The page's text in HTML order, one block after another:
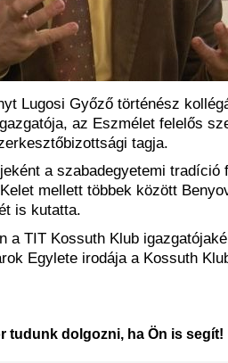
Lugosi Győző történész
az Eszmélet felelős
tagja.
a szabadegyetemi tradíció
mellett többek között
is kutatta.
a TIT Kossuth Klub
Egylete irodája a Kossuth
tudunk dolgozni, ha Ön is segít!